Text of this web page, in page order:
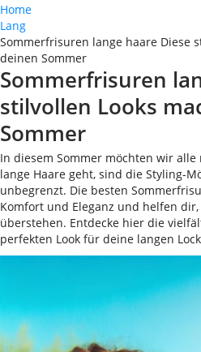
Home
Lang
Sommerfrisuren lange haare Diese
deinen Sommer
Sommerfrisuren
stilvollen Looks
Sommer
In diesem Sommer möchten wir
lange Haare geht, sind die Styling-
unbegrenzt. Die besten
Komfort und Eleganz und helfen
überstehen. Entdecke hier die
perfekten Look für deine langen